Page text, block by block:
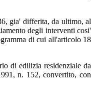
gia' differita, da ultimo, al
degli interventi cosi'
di cui all'articolo 18
di edilizia residenziale da
n. 152, convertito, con